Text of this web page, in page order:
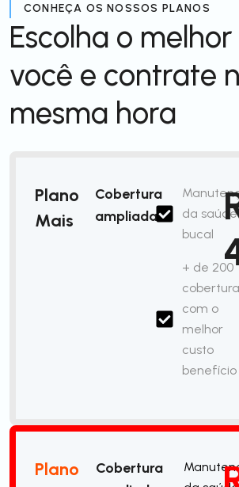
CONHEÇA OS NOSSOS PLANOS
Escolha o
você e contrate
mesma hora
Plano
Mais
Cobertura
ampliada
da saúde
bucal
+ de 200
com o
melhor
custo
benefício
Plano
Cobertura